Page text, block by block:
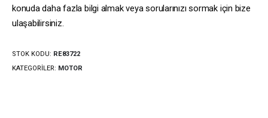
konuda daha fazla bilgi almak veya sorularınızı sormak için bize
ulaşabilirsiniz.
STOK KODU: RE83722
KATEGORILER: MOTOR